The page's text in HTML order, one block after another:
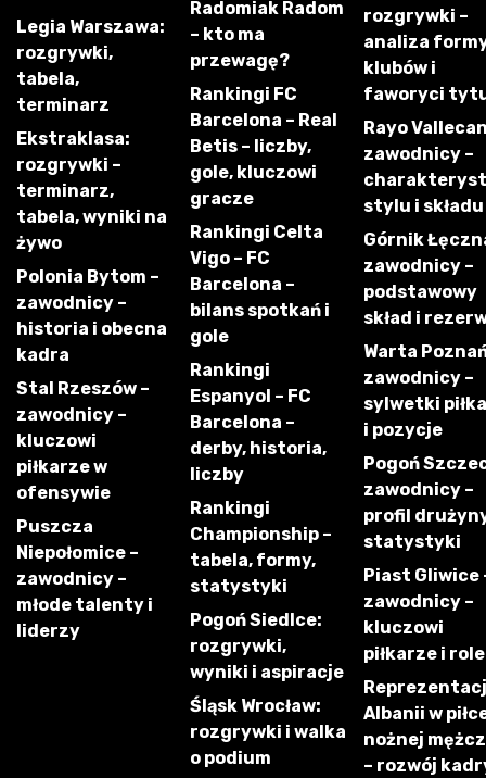
Legia Warszawa:
rozgrywki,
tabela,
terminarz
Ekstraklasa:
rozgrywki –
terminarz,
tabela, wyniki na
żywo
Polonia Bytom –
zawodnicy –
historia i obecna
kadra
Stal Rzeszów –
zawodnicy –
kluczowi
piłkarze w
ofensywie
Puszcza
Niepołomice –
zawodnicy –
młode talenty i
liderzy
Radomiak Radom
– kto ma
przewagę?
Rankingi FC
Barcelona – Real
Betis – liczby,
gole, kluczowi
gracze
Rankingi Celta
Vigo – FC
Barcelona –
bilans spotkań i
gole
Rankingi
Espanyol – FC
Barcelona –
derby, historia,
liczby
Rankingi
Championship –
tabela, formy,
statystyki
Pogoń Siedlce:
rozgrywki,
wyniki i aspiracje
Śląsk Wrocław:
rozgrywki i walka
o podium
rozgrywki –
analiza
klubów i
faworyci
Rayo
zawodnicy –
stylu i składu
Górnik
zawodnicy –
podstawowy
skład i
Warta
zawodnicy –
sylwetki
i pozycje
Pogoń
zawodnicy –
profil
statystyki
Piast Gliwice
zawodnicy –
kluczowi
piłkarze i role
Albanii w
nożnej
– rozwój